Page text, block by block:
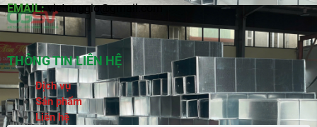
EMAIL: vietonggio@gmail.com
THÔNG TIN LIÊN HỆ
Dịch vụ
Sản phẩm
Liên hệ